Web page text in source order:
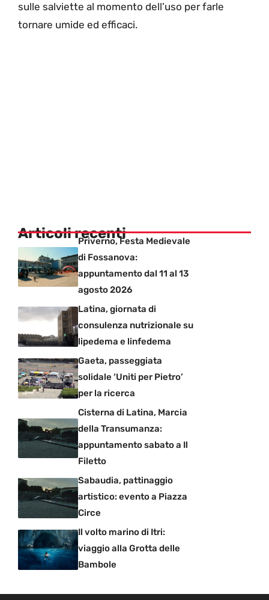
sulle salviette al momento dell’uso per farle
tornare umide ed efficaci.
Articoli recentiPriverno, Festa Medievale
di Fossanova:
appuntamento dal 11 al 13
agosto 2026
Latina, giornata di
consulenza nutrizionale su
lipedema e linfedema
Gaeta, passeggiata
solidale ‘Uniti per Pietro’
per la ricerca
Cisterna di Latina, Marcia
della Transumanza:
appuntamento sabato a Il
Filetto
Sabaudia, pattinaggio
artistico: evento a Piazza
Circe
Il volto marino di Itri:
viaggio alla Grotta delle
Bambole